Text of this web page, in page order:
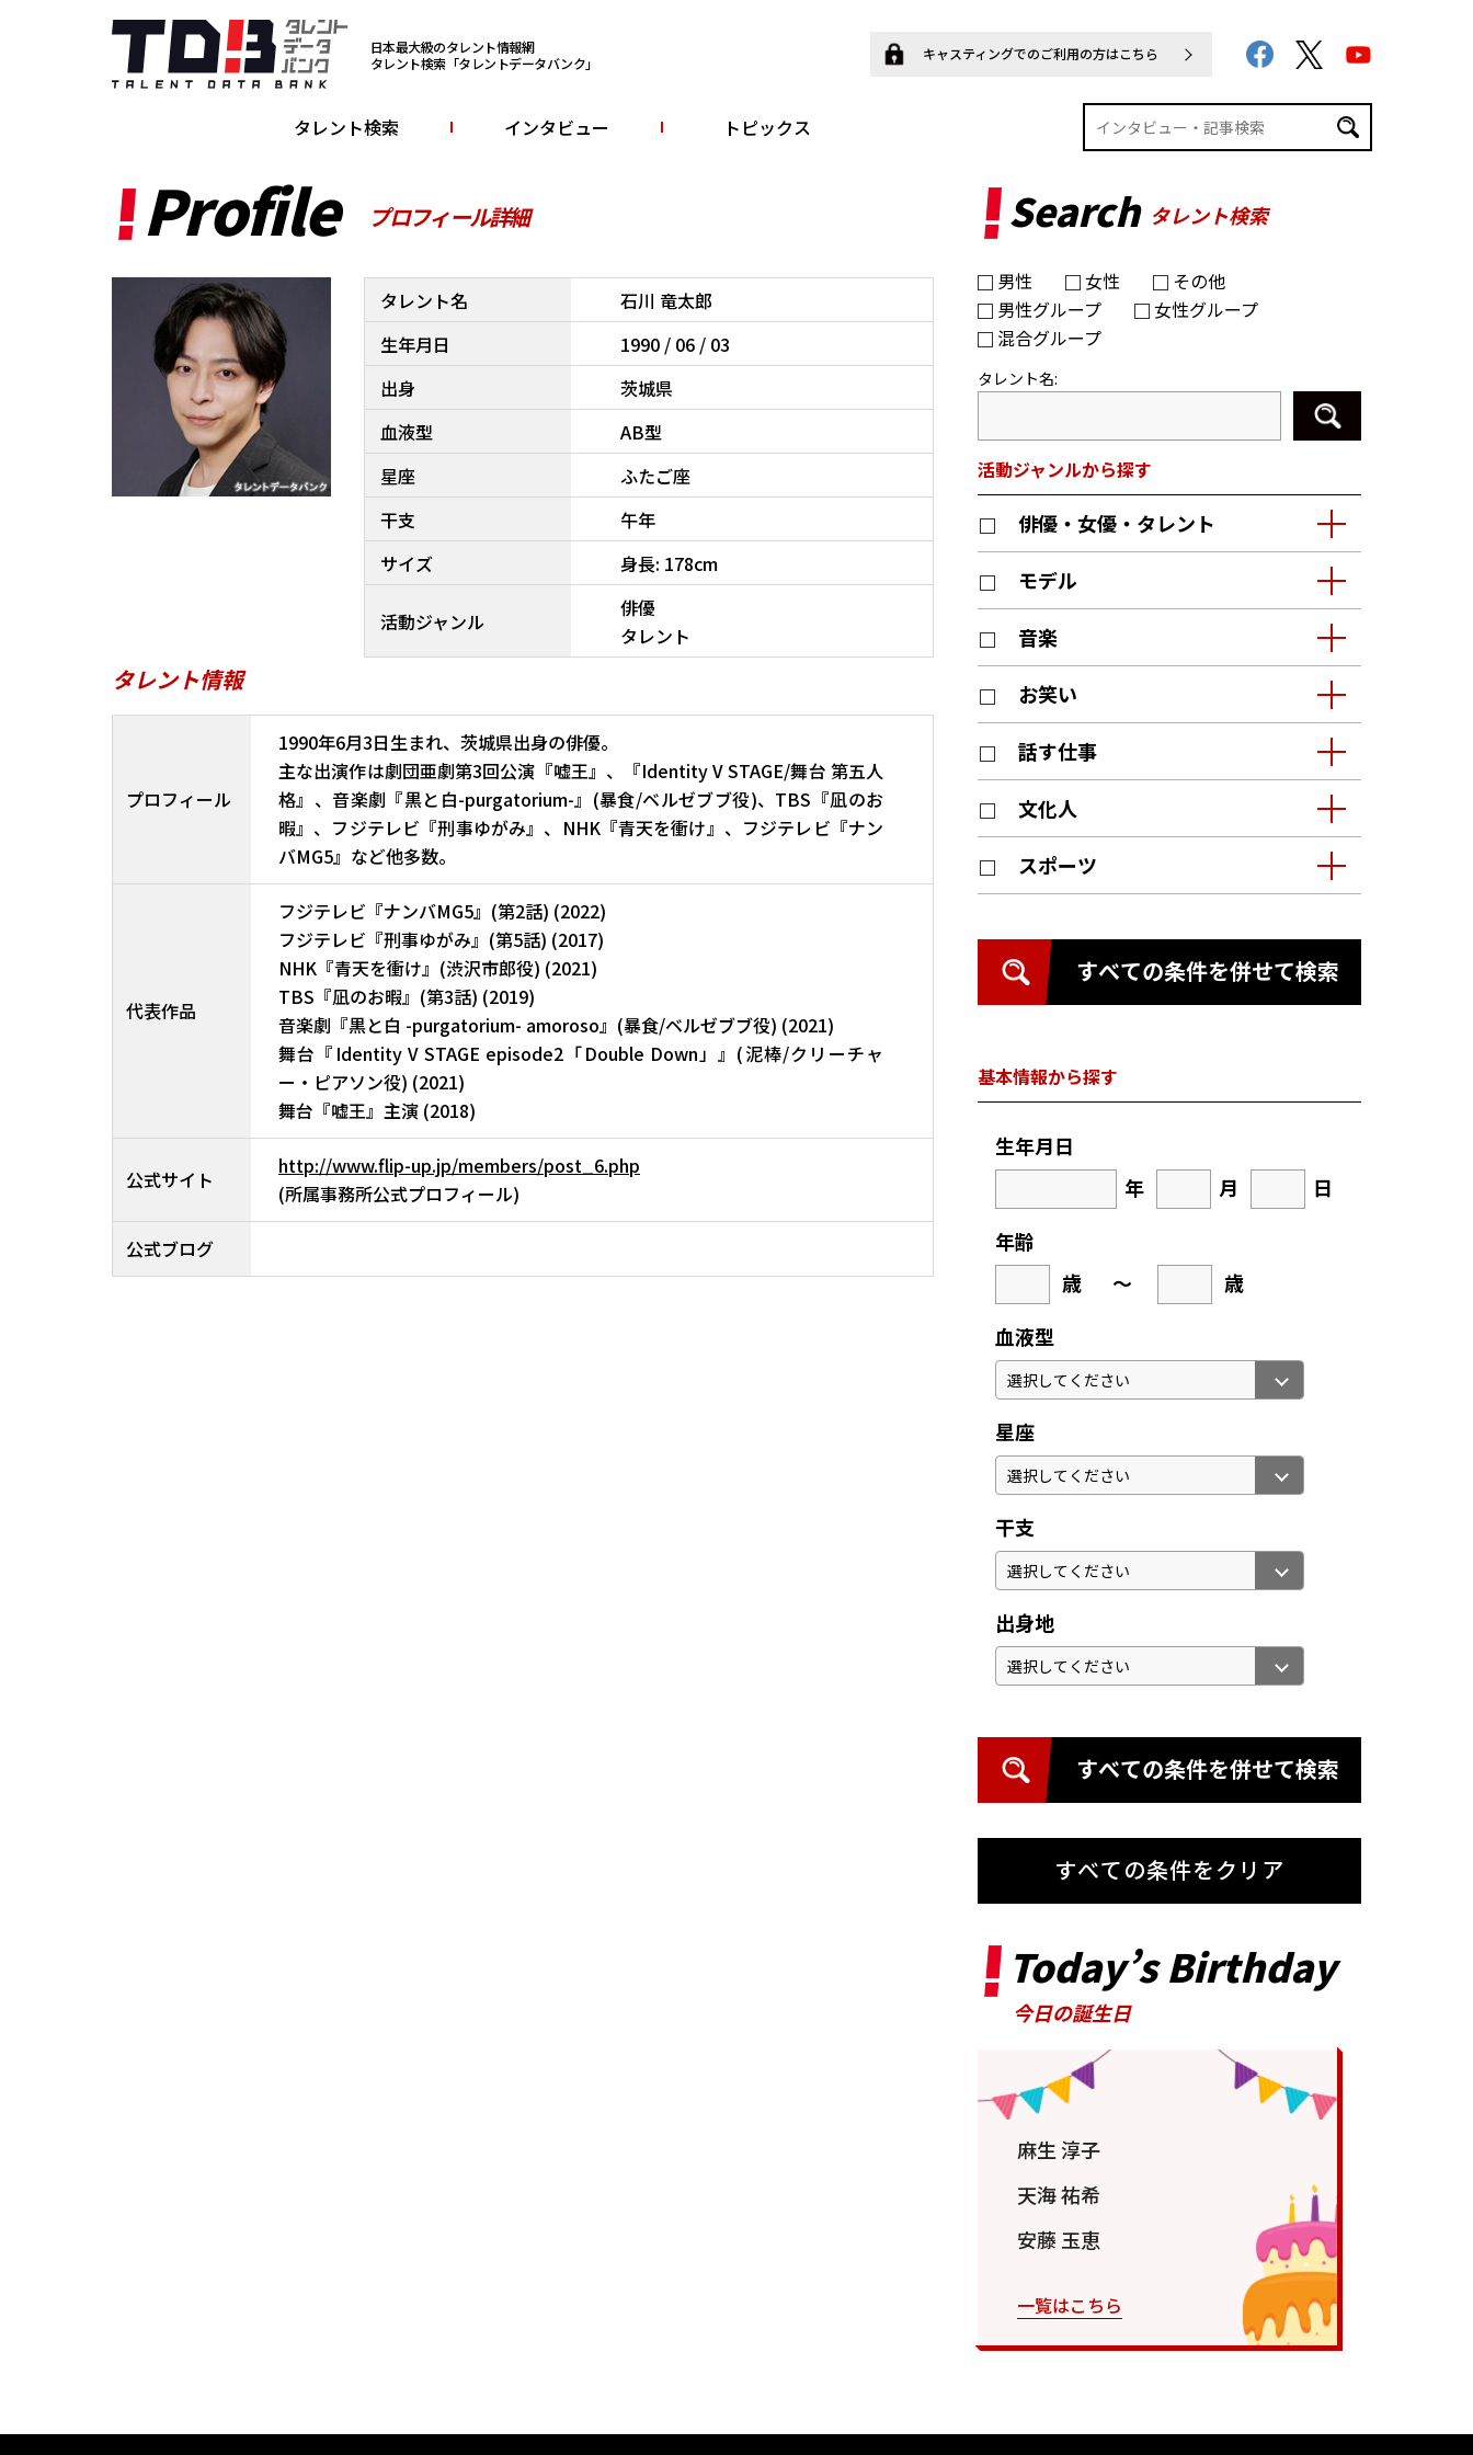
日本最大級のタレント情報網
タレント検索「タレントデータバンク」
キャスティングでのご利用の方はこちら
タレント検索 インタビュー トピックス
Profile プロフィール詳細
タレント名
石川 竜太郎
生年月日
1990 / 06 / 03
出身
茨城県
血液型
AB型
星座
ふたご座
干支
午年
サイズ
身長: 178cm
活動ジャンル
俳優
タレント
タレント情報
プロフィール
1990年6月3日生まれ、茨城県出身の俳優。
主な出演作は劇団亜劇第3回公演『嘘王』、『Identity V STAGE/舞台 第五人
格』、音楽劇『黒と白-purgatorium-』(暴食/ベルゼブブ役)、TBS『凪のお
暇』、フジテレビ『刑事ゆがみ』、NHK『青天を衝け』、フジテレビ『ナン
バMG5』など他多数。
代表作品
フジテレビ『ナンバMG5』(第2話) (2022)
フジテレビ『刑事ゆがみ』(第5話) (2017)
NHK『青天を衝け』(渋沢市郎役) (2021)
TBS『凪のお暇』(第3話) (2019)
音楽劇『黒と白 -purgatorium- amoroso』(暴食/ベルゼブブ役) (2021)
舞台『Identity V STAGE episode2「Double Down」』(泥棒/クリーチャ
ー・ピアソン役) (2021)
舞台『嘘王』主演 (2018)
公式サイト
http://www.flip-up.jp/members/post_6.php
(所属事務所公式プロフィール)
公式ブログ
Search タレント検索
タレント名:
男性 女性
その他
男性グループ
女性グループ
混合グループ
活動ジャンルから探す
俳優・女優・タレント
モデル
音楽
お笑い
話す仕事
文化人
スポーツ
すべての条件を併せて検索
基本情報から探す
生年月日
年
月
日
年齢
歳
～
歳
血液型
星座
干支
出身地
すべての条件を併せて検索
すべての条件をクリア
Today’s Birthday
今日の誕生日
麻生 淳子
天海 祐希
安藤 玉恵
一覧はこちら